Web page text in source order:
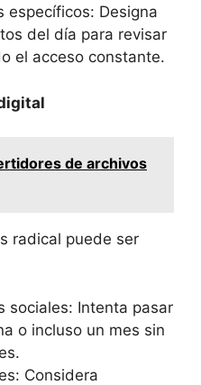
específicos: Designa
del día para revisar
el acceso constante.
de archivos
radical puede ser
sociales: Intenta pasar
o incluso un mes sin
Considera